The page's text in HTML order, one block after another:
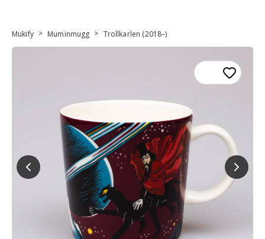
Mukify > Muminmugg > Trollkarlen (2018–)